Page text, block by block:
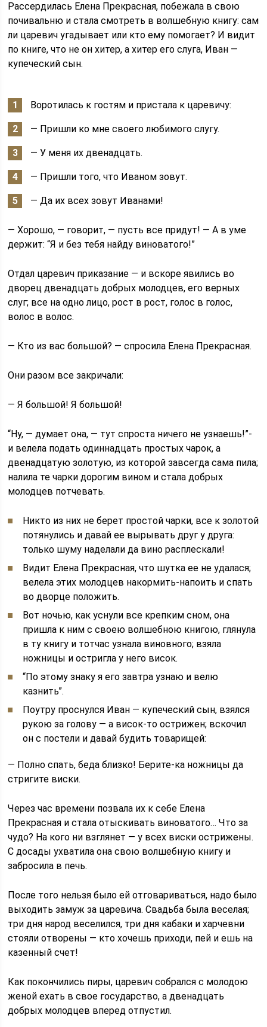
Рассердилась Елена Прекрасная, побежала в свою
почивальню и стала смотреть в волшебную книгу: сам
ли царевич угадывает или кто ему помогает? И видит
по книге, что не он хитер, а хитер его слуга, Иван —
купеческий сын.
Воротилась к гостям и пристала к царевичу:
— Пришли ко мне своего любимого слугу.
— У меня их двенадцать.
— Пришли того, что Иваном зовут.
— Да их всех зовут Иванами!
— Хорошо, — говорит, — пусть все придут! — А в уме
держит: “Я и без тебя найду виноватого!”
Отдал царевич приказание — и вскоре явились во
дворец двенадцать добрых молодцев, его верных
слуг; все на одно лицо, рост в рост, голос в голос,
волос в волос.
— Кто из вас большой? — спросила Елена Прекрасная.
Они разом все закричали:
— Я большой! Я большой!
“Ну, — думает она, — тут спроста ничего не узнаешь!”-
и велела подать одиннадцать простых чарок, а
двенадцатую золотую, из которой завсегда сама пила;
налила те чарки дорогим вином и стала добрых
молодцев потчевать.
Никто из них не берет простой чарки, все к золотой
потянулись и давай ее вырывать друг у друга:
только шуму наделали да вино расплескали!
Видит Елена Прекрасная, что шутка ее не удалася;
велела этих молодцев накормить-напоить и спать
во дворце положить.
Вот ночью, как уснули все крепким сном, она
пришла к ним с своею волшебною книгою, глянула
в ту книгу и тотчас узнала виновного; взяла
ножницы и остригла у него висок.
“По этому знаку я его завтра узнаю и велю
казнить”.
Поутру проснулся Иван — купеческий сын, взялся
рукою за голову — а висок-то острижен; вскочил
он с постели и давай будить товарищей:
— Полно спать, беда близко! Берите-ка ножницы да
стригите виски.
Через час времени позвала их к себе Елена
Прекрасная и стала отыскивать виноватого… Что за
чудо? На кого ни взглянет — у всех виски острижены.
С досады ухватила она свою волшебную книгу и
забросила в печь.
После того нельзя было ей отговариваться, надо было
выходить замуж за царевича. Свадьба была веселая;
три дня народ веселился, три дня кабаки и харчевни
стояли отворены — кто хочешь приходи, пей и ешь на
казенный счет!
Как покончились пиры, царевич собрался с молодою
женой ехать в свое государство, а двенадцать
добрых молодцев вперед отпустил.